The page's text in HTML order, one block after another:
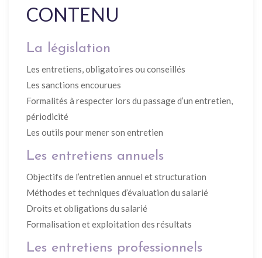
CONTENU
La législation
Les entretiens, obligatoires ou conseillés
Les sanctions encourues
Formalités à respecter lors du passage d’un entretien,
périodicité
Les outils pour mener son entretien
Les entretiens annuels
Objectifs de l’entretien annuel et structuration
Méthodes et techniques d’évaluation du salarié
Droits et obligations du salarié
Formalisation et exploitation des résultats
Les entretiens professionnels